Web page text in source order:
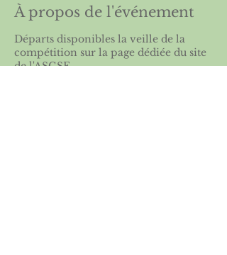
À propos de l'événement
Départs disponibles la veille de la
compétition sur la page dédiée du site
de l'ASGSE